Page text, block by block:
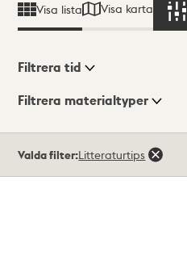
Visa lista Visa karta
Visningsläge
Filtrera tid
Filtrera materialtyper
träffar
Valda filter:Litteraturtips